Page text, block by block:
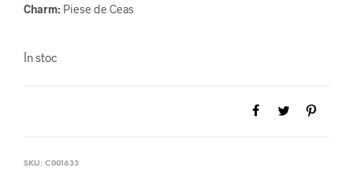
Charm: Piese de Ceas
În stoc
SKU: C001633